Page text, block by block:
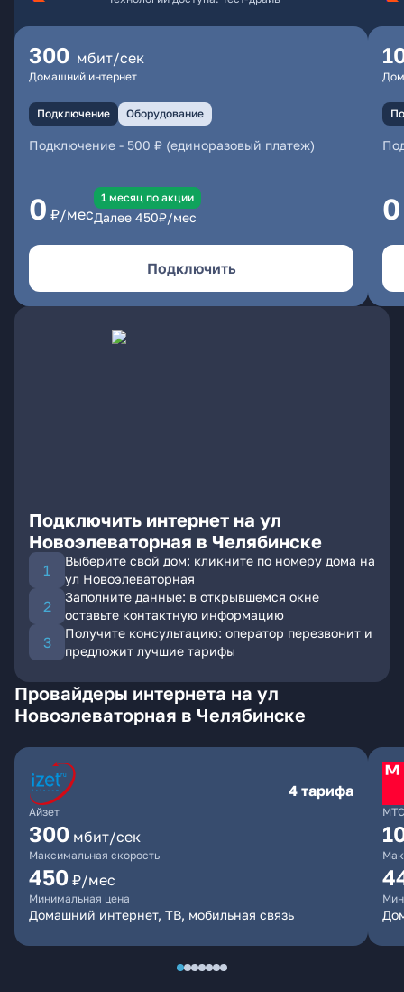
300 мбит/сек
Домашний интернет
Подключение Оборудование
Подключение - 500 ₽ (единоразовый платеж)
0 ₽/мес
1 месяц по акции
Далее 450₽/мес
Подключить
0
Подключить интернет на ул
Новоэлеваторная в Челябинске
Выберите свой дом: кликните по номеру дома на
ул Новоэлеваторная
Заполните данные: в открывшемся окне
оставьте контактную информацию
Получите консультацию: оператор перезвонит и
предложит лучшие тарифы
Провайдеры интернета на ул
Новоэлеваторная в Челябинске
Айзет
4 тарифа
300 мбит/сек
Максимальная скорость
450 ₽/мес
Минимальная цена
Домашний интернет, ТВ, мобильная связь
МТС